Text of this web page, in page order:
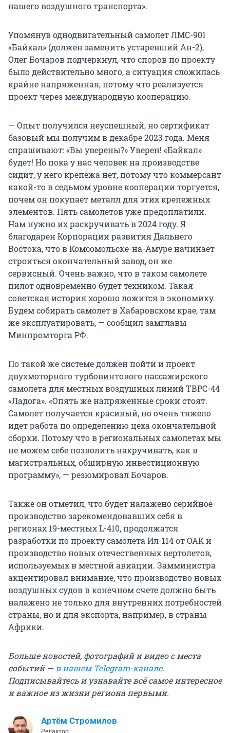
нашего воздушного транспорта».
Упомянув однодвигательный самолет ЛМС-901
«Байкал» (должен заменить устаревший Ан-2),
Олег Бочаров подчеркнул, что споров по проекту
было действительно много, а ситуация сложилась
крайне напряженная, потому что реализуется
проект через международную кооперацию.
— Опыт получился неуспешный, но сертификат
базовый мы получим в декабре 2023 года. Меня
спрашивают: «Вы уверены?» Уверен! «Байкал»
будет! Но пока у нас человек на производстве
сидит, у него крепежа нет, потому что коммерсант
какой-то в седьмом уровне кооперации торгуется,
почем он покупает металл для этих крепежных
элементов. Пять самолетов уже предоплатили.
Нам нужно их раскручивать в 2024 году. Я
благодарен Корпорации развития Дальнего
Востока, что в Комсомольске-на-Амуре начинает
строиться окончательный завод, он же
сервисный. Очень важно, что в таком самолете
пилот одновременно будет техником. Такая
советская история хорошо ложится в экономику.
Будем собирать самолет в Хабаровском крае, там
же эксплуатировать, — сообщил замглавы
Минпромторга РФ.
По такой же системе должен пойти и проект
двухмоторного турбовинтового пассажирского
самолета для местных воздушных линий ТВРС-44
«Ладога». «Опять же напряженные сроки стоят.
Самолет получается красивый, но очень тяжело
идет работа по определению цеха окончательной
сборки. Потому что в региональных самолетах мы
не можем себе позволить накручивать, как в
магистральных, обширную инвестиционную
программу», — резюмировал Бочаров.
Также он отметил, что будет налажено серийное
производство зарекомендовавших себя в
регионах 19-местных L-410, продолжатся
разработки по проекту самолета Ил-114 от ОАК и
производство новых отечественных вертолетов,
используемых в местной авиации. Замминистра
акцентировал внимание, что производство новых
воздушных судов в конечном счете должно быть
налажено не только для внутренних потребностей
страны, но и для экспорта, например, в страны
Африки.
Больше новостей, фотографий и видео с места
событий — в нашем Telegram-канале.
Подписывайтесь и узнавайте всё самое интересное
и важное из жизни региона первыми.
Артём Стромилов
Редактор